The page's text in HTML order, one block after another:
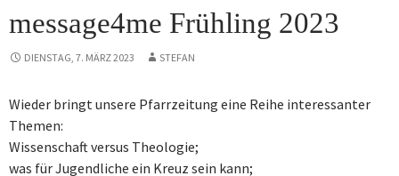
message4me Frühling 2023
DIENSTAG, 7. MÄRZ 2023 STEFAN
Wieder bringt unsere Pfarrzeitung eine Reihe interessanter
Themen:
Wissenschaft versus Theologie;
was für Jugendliche ein Kreuz sein kann;